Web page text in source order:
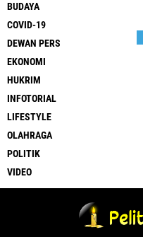
BUDAYA
COVID-19
DEWAN PERS
EKONOMI
HUKRIM
INFOTORIAL
LIFESTYLE
OLAHRAGA
POLITIK
VIDEO